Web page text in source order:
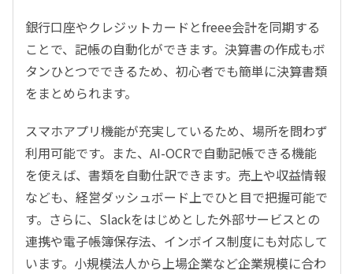
銀行口座やクレジットカードとfreee会計を同期する
ことで、記帳の自動化ができます。決算書の作成もボ
タンひとつでできるため、初心者でも簡単に決算書類
をまとめられます。
スマホアプリ機能が充実しているため、場所を問わず
利用可能です。また、AI-OCRで自動記帳できる機能
を使えば、書類を自動仕訳できます。売上や収益情報
なども、経営ダッシュボード上でひと目で把握可能で
す。さらに、Slackをはじめとした外部サービスとの
連携や電子帳簿保存法、インボイス制度にも対応して
います。小規模法人から上場企業など企業規模に合わ